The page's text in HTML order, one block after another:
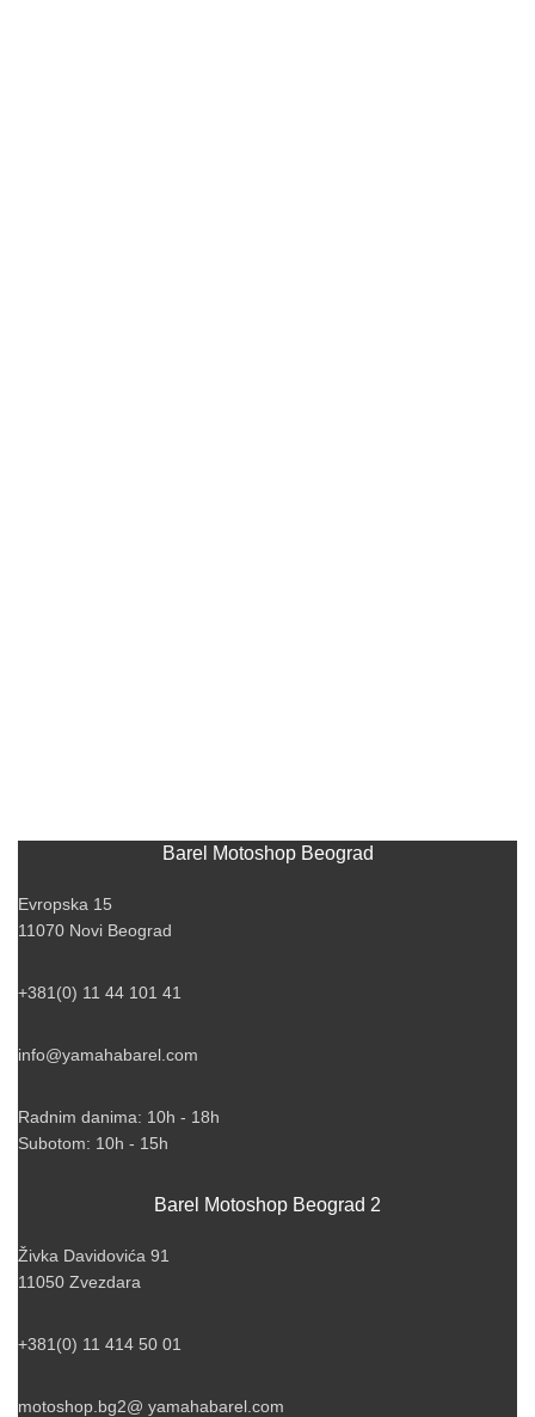
Barel Motoshop Beograd
Evropska 15
11070 Novi Beograd
+381(0) 11 44 101 41
info@yamahabarel.com
Radnim danima: 10h - 18h
Subotom: 10h - 15h
Barel Motoshop Beograd 2
Živka Davidovića 91
11050 Zvezdara
+381(0) 11 414 50 01
motoshop.bg2@ yamahabarel.com